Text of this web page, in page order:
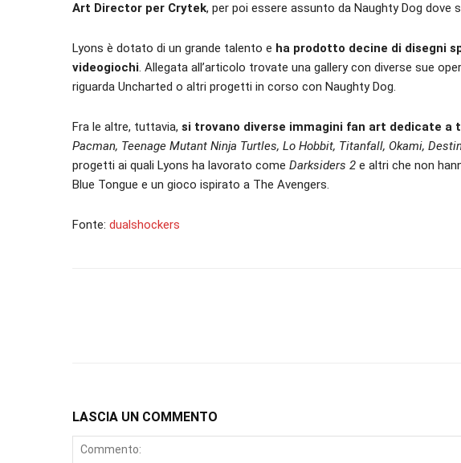
Art Director per Crytek, per poi essere assunto da Naughty Dog dove
Lyons è dotato di un grande talento e ha prodotto decine di disegni
videogiochi. Allegata all’articolo trovate una gallery con diverse sue
riguarda Uncharted o altri progetti in corso con Naughty Dog.
Fra le altre, tuttavia, si trovano diverse immagini fan art dedicate a
Pacman, Teenage Mutant Ninja Turtles, Lo Hobbit, Titanfall, Okami,
progetti ai quali Lyons ha lavorato come Darksiders 2 e altri che non
Blue Tongue e un gioco ispirato a The Avengers.
Fonte: dualshockers
LASCIA UN COMMENTO